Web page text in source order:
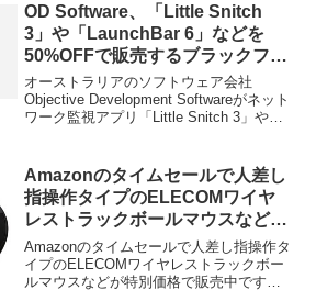
OD Software、「Little Snitch
3」や「LaunchBar 6」などを
50%OFFで販売するブラックフラ
イデー・セールを開催。
オーストラリアのソフトウェア会社
Objective Development Softwareがネット
ワーク監視アプリ「Little Snitch 3」やラ
Snitch」を50%OFFで販売するブラック
フライデー・セールを開催しています。
Amazonのタイムセールで人差し
指操作タイプのELECOMワイヤ
レストラックボールマウスなどが
特別価格で販売中。
Amazonのタイムセールで人差し指操作タ
イプのELECOMワイヤレストラックボー
ルマウスなどが特別価格で販売中です。